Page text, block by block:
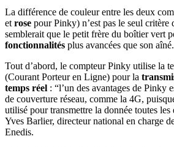
La différence de couleur entre les deux
et rose pour Pinky) n’est pas le seul critère
semblerait que le petit frère du boîtier vert
fonctionnalités plus avancées que son aîné.
Tout d’abord, le compteur Pinky utilise la
(Courant Porteur en Ligne) pour la
temps réel : “l’un des avantages de Pinky
de couverture réseau, comme la 4G,
utilisé pour transmettre la donnée toutes
Yves Barlier, directeur national en charge
Enedis.